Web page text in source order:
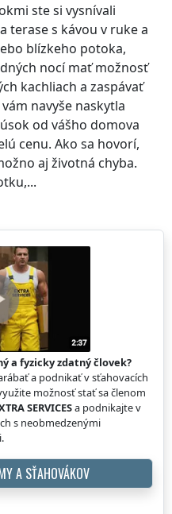
ste si vysnívali
terase s kávou v ruke a
blízkeho potoka,
nocí mať možnosť
kachliach a zaspávať
navyše naskytla
od vášho domova
cenu. Ako sa hovorí,
aj životná chyba.
a fyzicky zdatný človek?
a podnikať v sťahovacích
možnosť stať sa členom
SERVICESa podnikajte v
s neobmedzenými
A SŤAHOVÁKOV